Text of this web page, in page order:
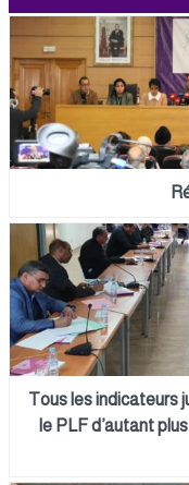
Tous les indicateurs
le PLF d’autant